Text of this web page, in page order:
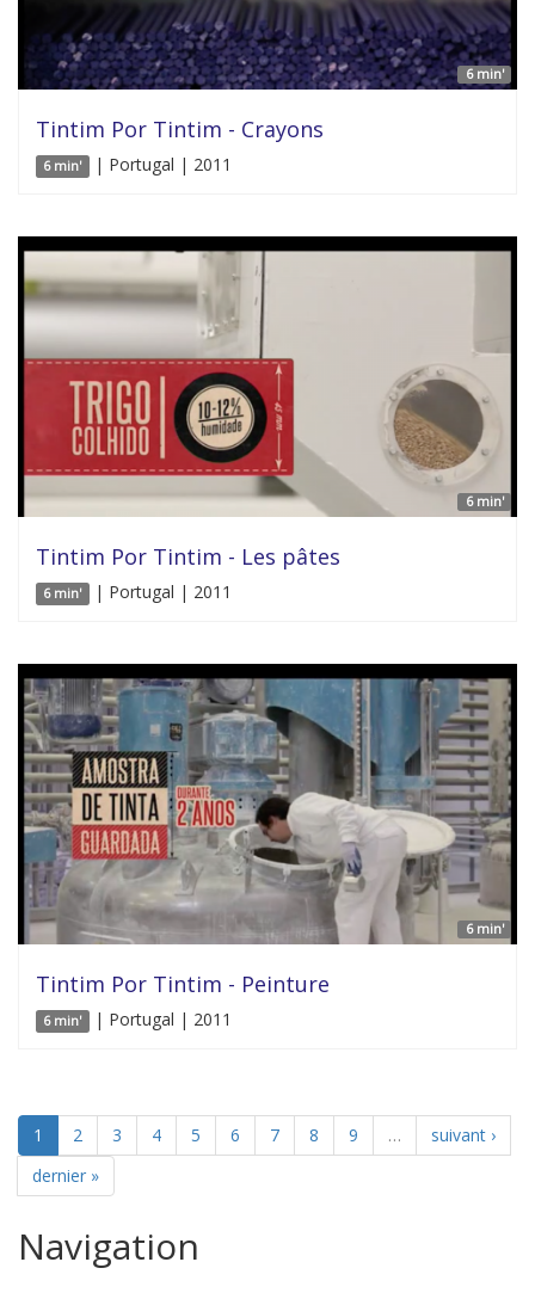
6 min'
Tintim Por Tintim - Crayons
6 min' | Portugal | 2011
6 min'
Tintim Por Tintim - Les pâtes
6 min' | Portugal | 2011
6 min'
Tintim Por Tintim - Peinture
6 min' | Portugal | 2011
1 2 3 4 5 6 7 8 9 …
suivant ›
dernier »
Navigation